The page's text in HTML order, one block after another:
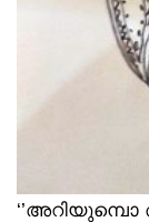
‘’അറിയുമ്പൊ